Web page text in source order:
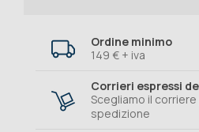
Ordine minimo
149 € + iva
Corrieri espressi
Scegliamo il
spedizione